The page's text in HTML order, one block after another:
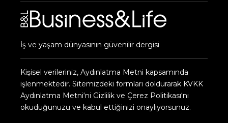
İş ve yaşam dünyasının güvenilir dergisi
Kişisel verileriniz, Aydınlatma Metni kapsamında
işlenmektedir. Sitemizdeki formları doldurarak KVKK
Aydınlatma Metni‘ni Gizlilik ve Çerez Politikası‘nı
okuduğunuzu ve kabul ettiğinizi onaylıyorsunuz.​